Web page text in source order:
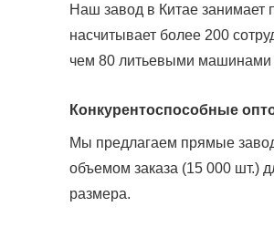
Наш завод в Китае занимает
насчитывает более 200
чем 80 литьевыми машинами
Конкурентоспособные
Мы предлагаем прямые
объемом заказа (15 000 шт.)
размера.